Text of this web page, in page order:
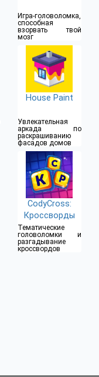
Игра-головоломка,
способная
взорвать твой
мозг
House Paint
Увлекательная
аркада по
раскрашиванию
фасадов домов
CodyCross:
Кроссворды
Тематические
головоломки и
разгадывание
кроссвордов